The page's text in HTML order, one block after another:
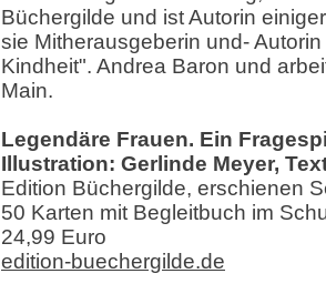
Büchergilde und ist Autorin
sie Mitherausgeberin und-
Kindheit". Andrea Baron und
Main.
Legendäre Frauen. Ein
Illustration: Gerlinde Meyer,
Edition Büchergilde, erschienen
50 Karten mit Begleitbuch im
24,99 Euro
edition-buechergilde.de